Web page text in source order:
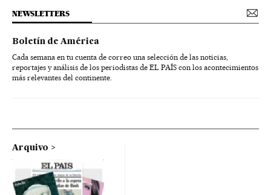
NEWSLETTERS
Boletín de América
Cada semana en tu cuenta de correo una selección de las noticias,
reportajes y análisis de los periodistas de EL PAÍS con los acontecimientos
más relevantes del continente.
Arquivo